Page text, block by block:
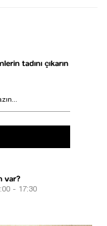
tadını çıkarın
var?
- 17:30